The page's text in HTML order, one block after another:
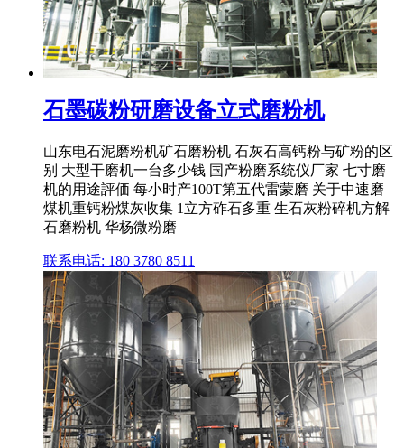
石墨碳粉研磨设备立式磨粉机
山东电石泥磨粉机矿石磨粉机 石灰石高钙粉与矿粉的区
别 大型干磨机一台多少钱 国产粉磨系统仪厂家 七寸磨
机的用途評価 每小时产100T第五代雷蒙磨 关于中速磨
煤机重钙粉煤灰收集 1立方砟石多重 生石灰粉碎机方解
石磨粉机 华杨微粉磨
联系电话: 180 3780 8511